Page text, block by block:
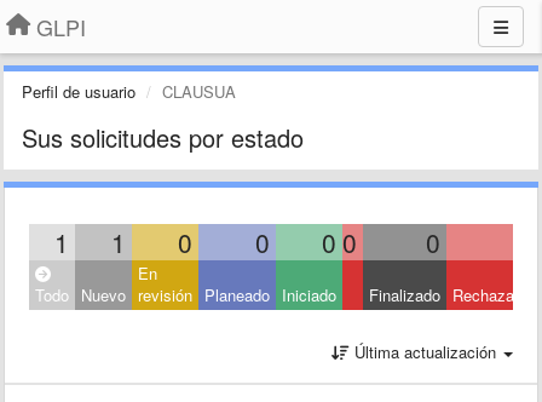
GLPI
Perfil de usuario CLAUSUA
Sus solicitudes por estado
1 1 0 0 0 0 0
Todo Nuevo
En
revisión Planeado Iniciado Finalizado Rechazado
Última actualización